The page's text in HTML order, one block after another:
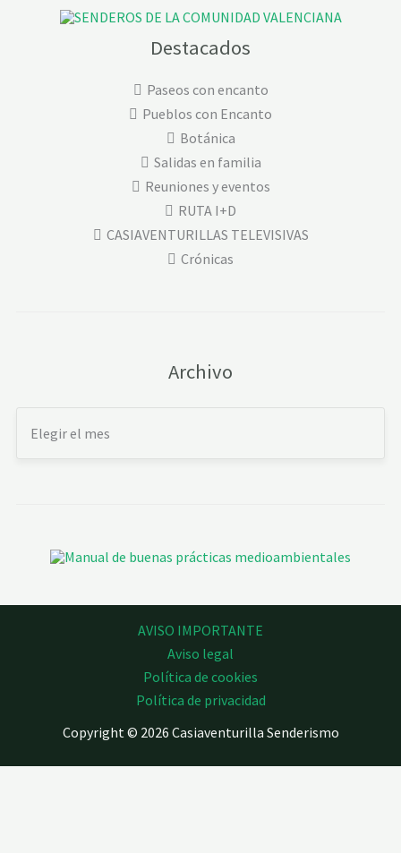
Destacados
Paseos con encanto
Pueblos con Encanto
Botánica
Salidas en familia
Reuniones y eventos
RUTA I+D
CASIAVENTURILLAS TELEVISIVAS
Crónicas
Archivo
AVISO IMPORTANTE
Aviso legal
Política de cookies
Política de privacidad
Copyright © 2026 Casiaventurilla Senderismo